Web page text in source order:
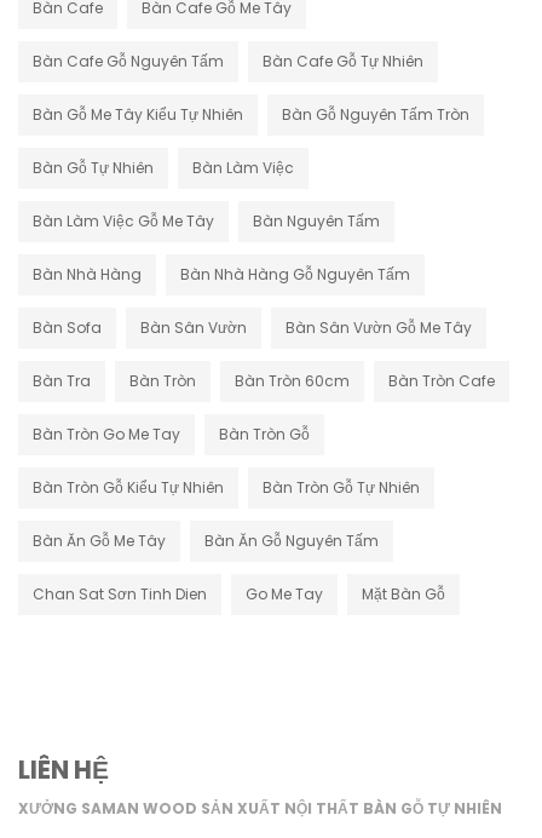
Bàn Cafe Bàn Cafe Gỗ Me Tây
Bàn Cafe Gỗ Nguyên Tấm Bàn Cafe Gỗ Tự Nhiên
Bàn Gỗ Me Tây Kiểu Tự Nhiên Bàn Gỗ Nguyên Tấm Tròn
Bàn Gỗ Tự Nhiên Bàn Làm Việc
Bàn Làm Việc Gỗ Me Tây Bàn Nguyên Tấm
Bàn Nhà Hàng Bàn Nhà Hàng Gỗ Nguyên Tấm
Bàn Sofa Bàn Sân Vườn Bàn Sân Vườn Gỗ Me Tây
Bàn Tra Bàn Tròn Bàn Tròn 60cm Bàn Tròn Cafe
Bàn Tròn Go Me Tay Bàn Tròn Gỗ
Bàn Tròn Gỗ Kiểu Tự Nhiên Bàn Tròn Gỗ Tự Nhiên
Bàn Ăn Gỗ Me Tây Bàn Ăn Gỗ Nguyên Tấm
Chan Sat Sơn Tinh Dien Go Me Tay Mặt Bàn Gỗ
LIÊN HỆ
XƯỞNG SAMAN WOOD SẢN XUẤT NỘI THẤT BÀN GỖ TỰ NHIÊN